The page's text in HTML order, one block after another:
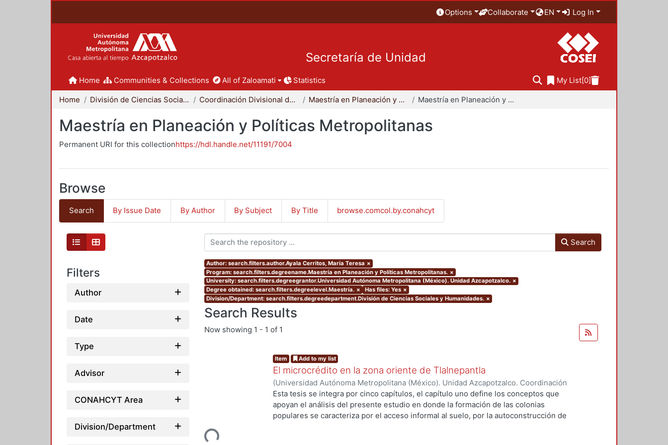
Options Collaborate EN Log In
Secretaría de Unidad
Home Communities & Collections All of Zaloamati Statistics My List[0]
Home División de Ciencias Sociales y Humanidades Coordinación Divisional de Posgrado Maestría en Planeación y Políticas Metropolitanas Maestría en Planeación y Políticas Metropolitanas
Maestría en Planeación y Políticas Metropolitanas
Permanent URI for this collectionhttps://hdl.handle.net/11191/7004
Browse
Search By Issue Date By Author By Subject By Title browse.comcol.by.conahcyt
Filters
Author
Date
Type
Advisor
CONAHCYT Area
Division/Department
Search
Author: search.filters.author.Ayala Cerritos, María Teresa ×
Program: search.filters.degreename.Maestría en Planeación y Políticas Metropolitanas. ×
University: search.filters.degreegrantor.Universidad Autónoma Metropolitana (México). Unidad Azcapotzalco. ×
Degree obtained: search.filters.degreelevel.Maestría. × Has files: Yes ×
Division/Department: search.filters.degreedepartment.División de Ciencias Sociales y Humanidades. ×
Search Results
Now showing 1 - 1 of 1
Loading...
Item Add to my list
El microcrédito en la zona oriente de Tlalnepantla
(Universidad Autónoma Metropolitana (México). Unidad Azcapotzalco. Coordinación
de Servicios de Información.,2022-08-19) Ayala Cerritos, María Teresa
Esta tesis se integra por cinco capítulos, el capítulo uno define los conceptos que
apoyan el análisis del presente estudio en donde la formación de las colonias
populares se caracteriza por el acceso informal al suelo, por la autoconstrucción de